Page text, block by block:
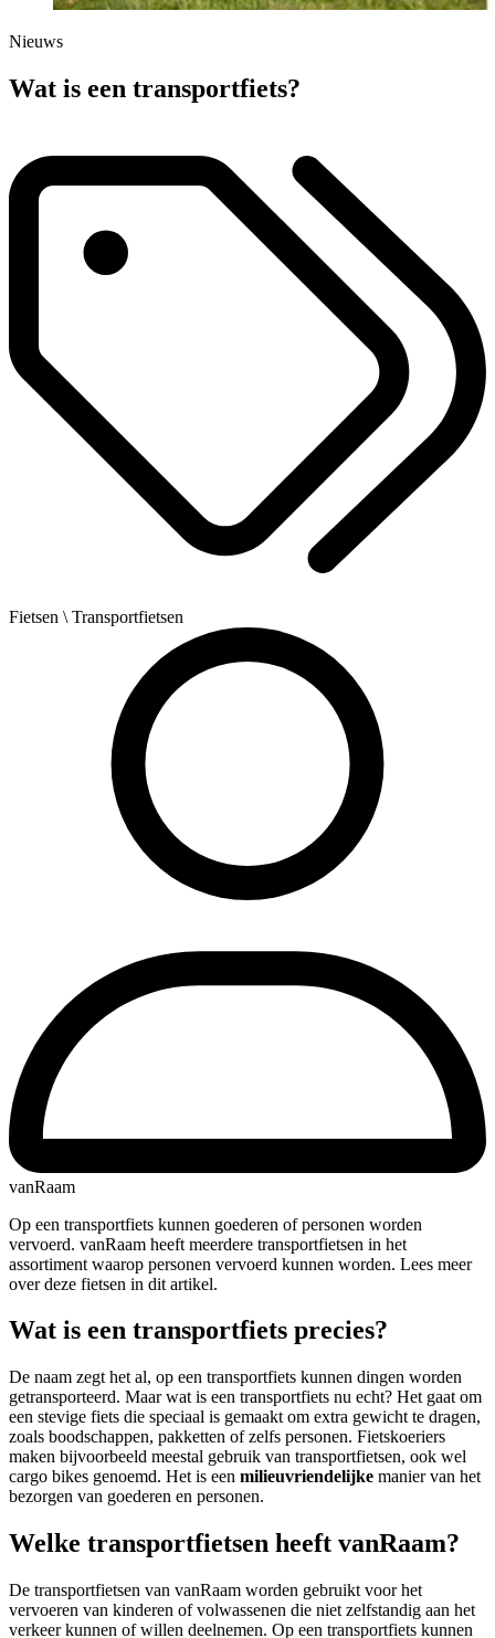
Nieuws
Wat is een transportfiets?
Fietsen \ Transportfietsen
vanRaam
Op een transportfiets kunnen goederen of personen worden
vervoerd. vanRaam heeft meerdere transportfietsen in het
assortiment waarop personen vervoerd kunnen worden. Lees meer
over deze fietsen in dit artikel.
Wat is een transportfiets precies?
De naam zegt het al, op een transportfiets kunnen dingen worden
getransporteerd. Maar wat is een transportfiets nu echt? Het gaat om
een stevige fiets die speciaal is gemaakt om extra gewicht te dragen,
zoals boodschappen, pakketten of zelfs personen. Fietskoeriers
maken bijvoorbeeld meestal gebruik van transportfietsen, ook wel
cargo bikes genoemd. Het is een milieuvriendelijke manier van het
bezorgen van goederen en personen.
Welke transportfietsen heeft vanRaam?
De transportfietsen van vanRaam worden gebruikt voor het
vervoeren van kinderen of volwassenen die niet zelfstandig aan het
verkeer kunnen of willen deelnemen. Op een transportfiets kunnen